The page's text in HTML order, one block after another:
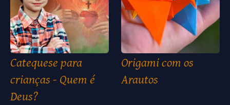
Catequese para
crianças - Quem é
Deus?
Origami com os
Arautos